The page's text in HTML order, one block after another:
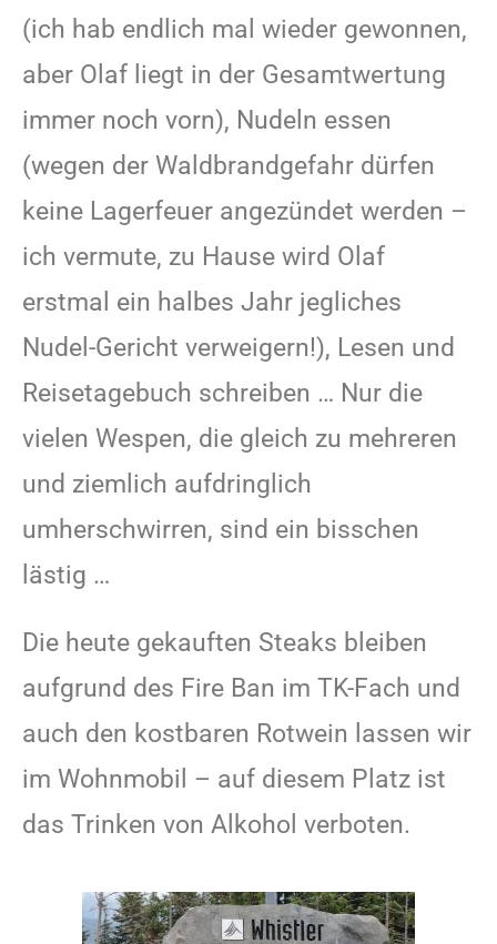
(ich hab endlich mal wieder gewonnen,
aber Olaf liegt in der Gesamtwertung
immer noch vorn), Nudeln essen
(wegen der Waldbrandgefahr dürfen
keine Lagerfeuer angezündet werden –
ich vermute, zu Hause wird Olaf
erstmal ein halbes Jahr jegliches
Nudel-Gericht verweigern!), Lesen und
Reisetagebuch schreiben … Nur die
vielen Wespen, die gleich zu mehreren
und ziemlich aufdringlich
umherschwirren, sind ein bisschen
lästig …
Die heute gekauften Steaks bleiben
aufgrund des Fire Ban im TK-Fach und
auch den kostbaren Rotwein lassen wir
im Wohnmobil – auf diesem Platz ist
das Trinken von Alkohol verboten.